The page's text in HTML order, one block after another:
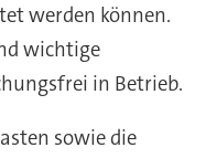
werden können.
wichtige
in Betrieb.
sowie die